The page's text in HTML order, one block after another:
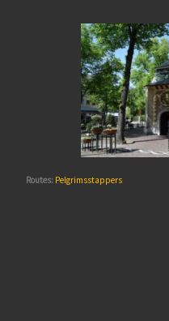
Routes: Pelgrimsstappers